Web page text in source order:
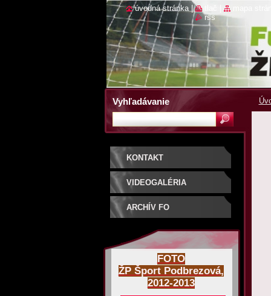
KONTAKT
VIDEOGALÉRIA
ARCHÍV FO
FOTO
ŽP Šport Podbrezová,
2012-2013
Vyhľadávanie
úvodná stránka |
rss